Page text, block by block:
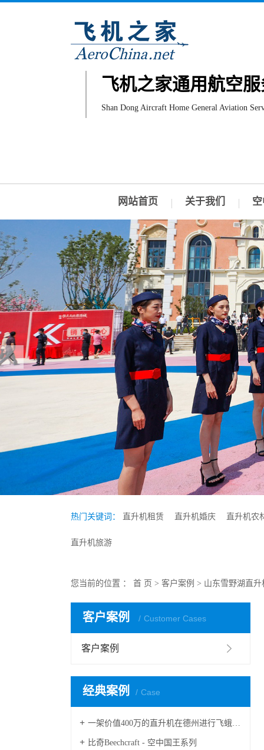
飞机之家通用航空
Shan Dong Aircraft Home General Aviation
网站首页 关于我们
热门关键词： 直升机租赁 直升机婚庆 直升机农
直升机旅游
您当前的位置 ： 首 页 > 客户案例 > 山东雪野湖直
客户案例 Customer Cases
客户案例
经典案例 Case
一架价值400万的直升机在德州进行飞蛾病虫防治
比奇Beechcraft - 空中国王系列